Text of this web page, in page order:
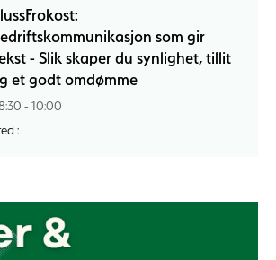
som gir
- Slik skaper du synlighet, tillit
et godt omdømme
- 10:00
: